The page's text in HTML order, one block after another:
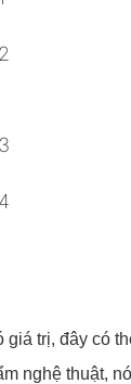
trị, đây có
nghệ thuật,